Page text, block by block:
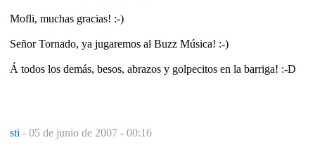
Mofli, muchas gracias! :-)
Señor Tornado, ya jugaremos al Buzz Música! :-)
Á todos los demás, besos, abrazos y golpecitos en la barriga! :-D
sti - 05 de junio de 2007 - 00:16